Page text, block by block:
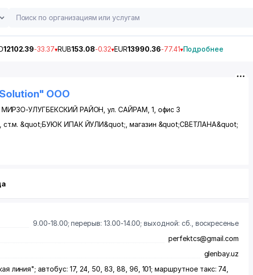
12102.39-33.37 RUB153.08-0.32 EUR13990.36-77.41 Подробнее
ООО
МИРЗО-УЛУГБЕКСКИЙ РАЙОН , ул. САЙРАМ, 1, офис 3
&quot;БУЮК ИПАК ЙУЛИ&quot;, магазин &quot;СВЕТЛАНА&quot;
9.00-18.00; перерыв: 13.00-14.00; выходной: сб., воскресенье
perfektcs@gmail.com
glenbay.uz
линия"; автобус: 17, 24, 50, 83, 88, 96, 101; маршрутное такс: 74,